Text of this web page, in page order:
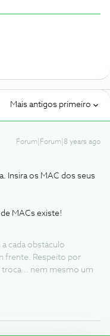
Mais antigos primeiro
Forum|Forum|8 years ago
Insira os MAC dos seus
MACs existe!
cada obstáculo
frente. Respeito por
troca... nem mesmo um